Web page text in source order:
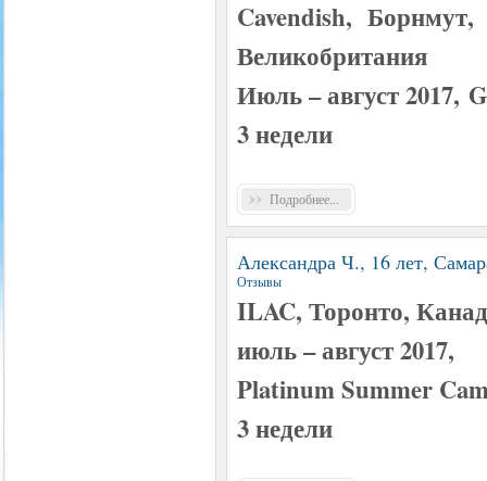
Cavendish, Борнмут,
Великобритания
Июль – август 2017,
3 недели
Подробнее...
Александра Ч., 16 лет,
Отзывы
ILAC, Торонто,
июль – август 2017,
Platinum Summer
3 недели